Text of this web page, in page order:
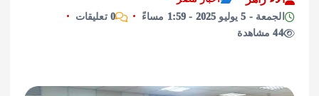
2025 - 1:59 مساءً
0 تعليقات